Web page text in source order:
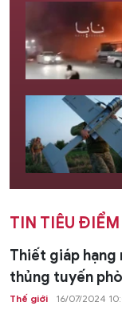
TIN TIÊU ĐIỂM
Thiết giáp hạng
thủng tuyến
Thế giới 16/07/2024